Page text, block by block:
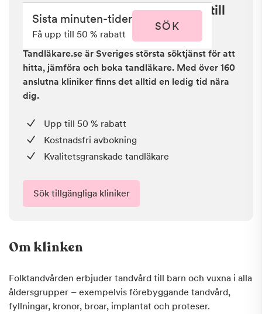
Sista minuten i Gränna - få upp till
50 % rabatt
Tandläkare.se är Sveriges största söktjänst för att
hitta, jämföra och boka tandläkare. Med över 160
anslutna kliniker finns det alltid en ledig tid nära
dig.
Upp till 50 % rabatt
Kostnadsfri avbokning
Kvalitetsgranskade tandläkare
Sök tillgängliga kliniker
Sista minuten-tider
Få upp till 50 % rabatt
SÖK
Om klinken
Folktandvården erbjuder tandvård till barn och vuxna i alla
åldersgrupper – exempelvis förebyggande tandvård,
fyllningar, kronor, broar, implantat och proteser.